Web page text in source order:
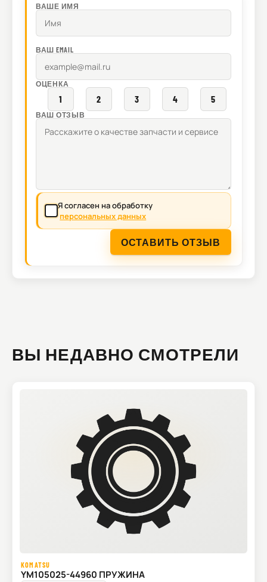
ВАШЕ ИМЯ
ВАШ EMAIL
ОЦЕНКА
1 2 3 4 5
ВАШ ОТЗЫВ
Я согласен на обработку
персональных данных
ОСТАВИТЬ ОТЗЫВ
ВЫ НЕДАВНО СМОТРЕЛИ
KOMATSU
YM105025-44960 ПРУЖИНА